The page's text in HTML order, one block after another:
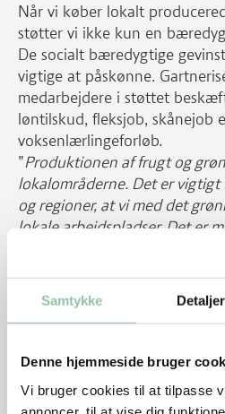
Samtykke Detaljer
Denne hjemmeside bruger
Vi bruger cookies til at tilpasse
Når vi køber lokalt
støtter vi ikke kun en
De socialt bæredygtige
vigtige at påskønne.
medarbejdere i støttet
løntilskud, fleksjob, skånejob
voksenlærlingeforløb.
”Produktionen af frugt og
lokalområderne. Det er
og regioner, at vi med det
lokale arbejdspladser. Det er
Lærke Kirstine Lund, Sektorchef
Vores gartnere investerer i
køber lokalt, køber vi mere
værdikæder, arbejdsforhold,